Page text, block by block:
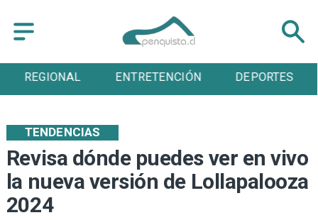
ENTRETENCIÓN DEPORTES CULTURA
Revisa dónde puedes ver en vivo
la nueva versión de Lollapalooza
2024
TENDENCIAS